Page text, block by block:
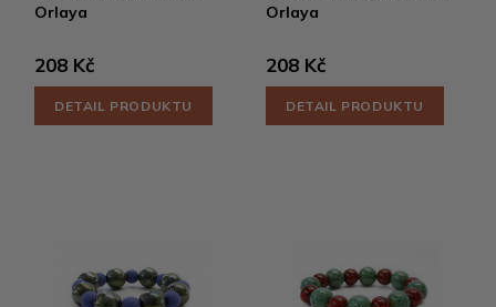
Orlaya
208 Kč
DETAIL PRODUKTU
Orlaya
208 Kč
DETAIL PRODUKTU